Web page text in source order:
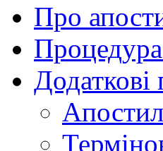
Про
Процедура
Додаткові